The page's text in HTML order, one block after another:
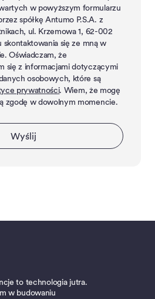
w powyższym formularzu
spółkę Antumo P.S.A. z
ul. Krzemowa 1, 62-002
skontaktowania się ze mną w
Oświadczam, że
się z informacjami dotyczącymi
osobowych, które są
prywatności. Wiem, że mogę
zgodę w dowolnym momencie.
Wyślij
to technologia jutra.
w budowaniu